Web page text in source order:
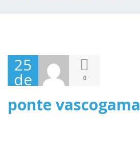
25
de
Novembro,
2020
0
ponte vascogama